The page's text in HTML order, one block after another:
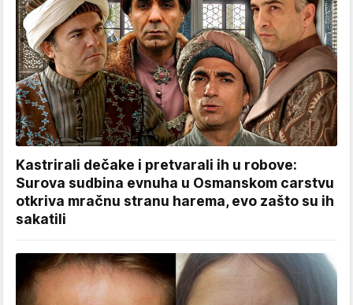
Kastrirali dečake i pretvarali ih u robove:
Surova sudbina evnuha u Osmanskom carstvu
otkriva mračnu stranu harema, evo zašto su ih
sakatili